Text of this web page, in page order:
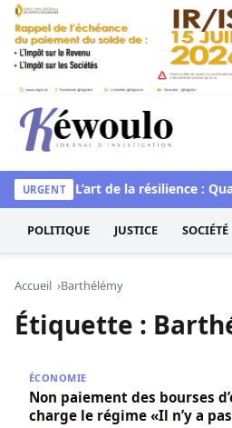
Aller au contenu
Kéwoulo, le premier site
URGENTL’art de la résilience :
POLITIQUE JUSTICE SOCIÉTÉ
Accueil Barthélémy
Étiquette :
ÉCONOMIE
Non paiement des bourses
charge le régime «Il n’y a